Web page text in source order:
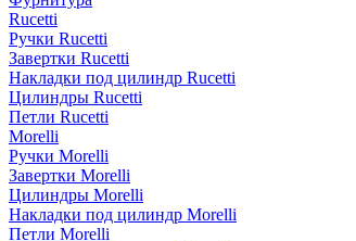
Rucetti
Ручки Rucetti
Завертки Rucetti
Накладки под цилиндр Rucetti
Цилиндры Rucetti
Петли Rucetti
Morelli
Ручки Morelli
Завертки Morelli
Цилиндры Morelli
Накладки под цилиндр Morelli
Петли Morelli